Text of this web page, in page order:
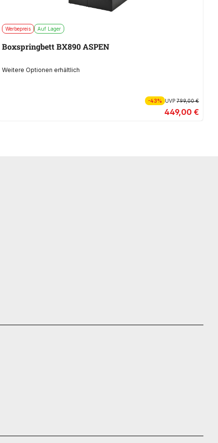
Werbepreis Auf Lager
Boxspringbett BX890 ASPEN
Weitere Optionen erhältlich
-43% UVP 799,00 €
449,00 €